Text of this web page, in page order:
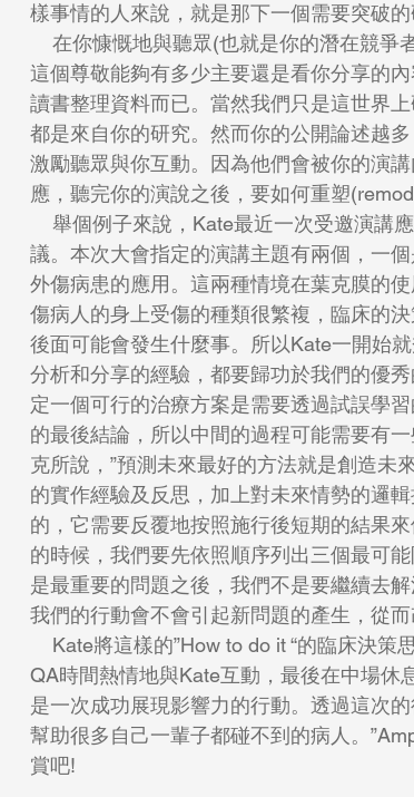
樣事情的人來說，就是那下一個需要突破的
這個尊敬能夠有多少主要還是看你分享的
讀書整理資料而已。當然我們只是這世界
都是來自你的研究。然而你的公開論述越
激勵聽眾與你互動。因為他們會被你的演
應，聽完你的演說之後，要如何重塑
議。本次大會指定的演講主題有兩個，一
外傷病患的應用。這兩種情境在葉克膜的
傷病人的身上受傷的種類很繁複，臨床的
後面可能會發生什麼事。所以Kate一開始
分析和分享的經驗，都要歸功於我們的優
定一個可行的治療方案是需要透過試誤學
的最後結論，所以中間的過程可能需要有
克所說，”預測未來最好的方法就是創造未
的實作經驗及反思，加上對未來情勢的邏
的，它需要反覆地按照施行後短期的結果
的時候，我們要先依照順序列出三個最可
是最重要的問題之後，我們不是要繼續去
我們的行動會不會引起新問題的產生，從而
QA時間熱情地與Kate互動，最後在中場休
是一次成功展現影響力的行動。透過這次
幫助很多自己一輩子都碰不到的病人。
賞吧!